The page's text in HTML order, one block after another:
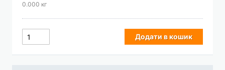
0.000 кг
Додати в кошик